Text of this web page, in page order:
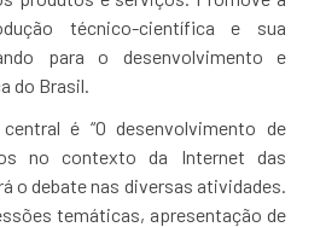
técnico-científica e sua
para o desenvolvimento e
do Brasil.
é “O desenvolvimento de
no contexto da Internet das
o debate nas diversas atividades.
temáticas, apresentação de